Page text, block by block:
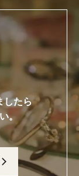
したら
。